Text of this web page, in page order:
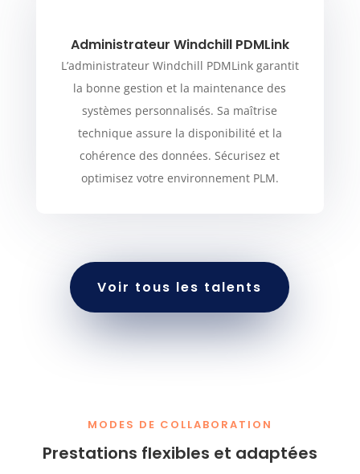
Administrateur Windchill PDMLink
L’administrateur Windchill PDMLink garantit
la bonne gestion et la maintenance des
systèmes personnalisés. Sa maîtrise
technique assure la disponibilité et la
cohérence des données. Sécurisez et
optimisez votre environnement PLM.
Voir tous les talents
MODES DE COLLABORATION
Prestations flexibles et adaptées